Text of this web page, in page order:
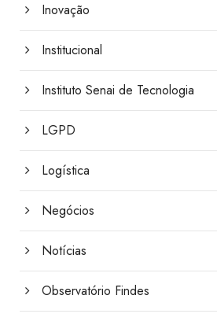
Inovação
Institucional
Instituto Senai de Tecnologia
LGPD
Logística
Negócios
Notícias
Observatório Findes